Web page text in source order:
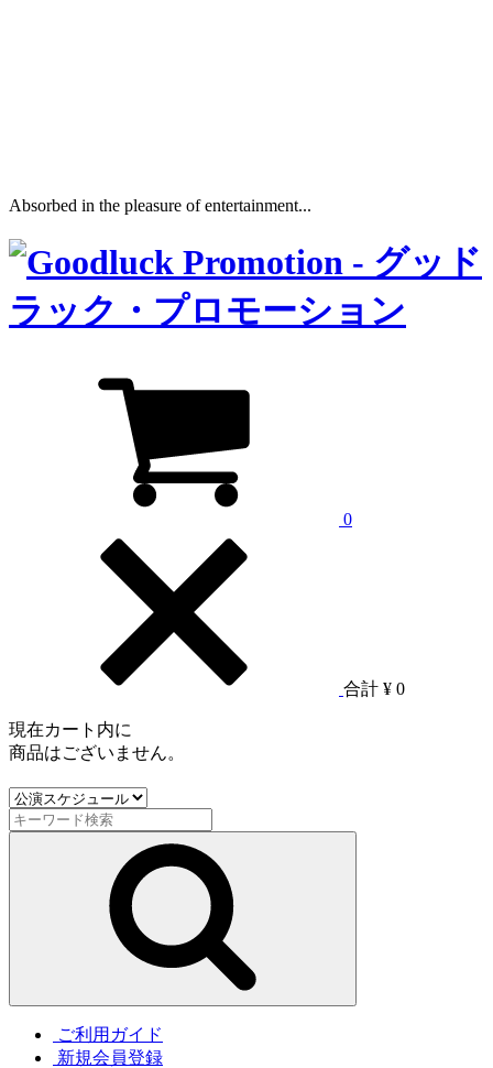
Absorbed in the pleasure of entertainment...
0
合計 ¥ 0
現在カート内に
商品はございません。
ご利用ガイド
新規会員登録